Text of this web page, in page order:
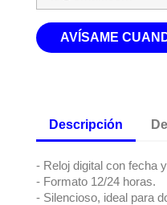
AVÍSAME
Descripción
- Reloj digital con fecha
- Formato 12/24 horas.
- Silencioso, ideal para